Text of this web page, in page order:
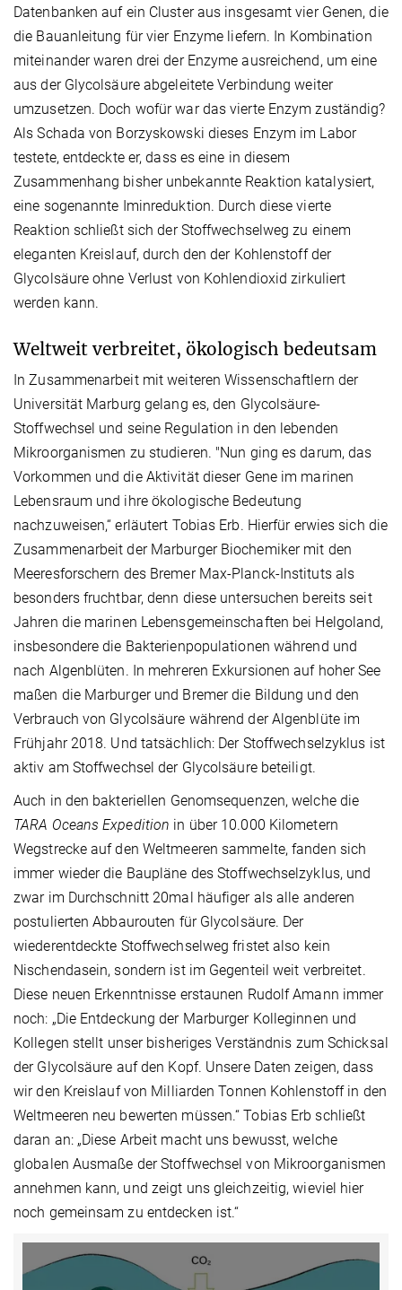
Datenbanken auf ein Cluster aus insgesamt vier Genen, die
die Bauanleitung für vier Enzyme liefern. In Kombination
miteinander waren drei der Enzyme ausreichend, um eine
aus der Glycolsäure abgeleitete Verbindung weiter
umzusetzen. Doch wofür war das vierte Enzym zuständig?
Als Schada von Borzyskowski dieses Enzym im Labor
testete, entdeckte er, dass es eine in diesem
Zusammenhang bisher unbekannte Reaktion katalysiert,
eine sogenannte Iminreduktion. Durch diese vierte
Reaktion schließt sich der Stoffwechselweg zu einem
eleganten Kreislauf, durch den der Kohlenstoff der
Glycolsäure ohne Verlust von Kohlendioxid zirkuliert
werden kann.
Weltweit verbreitet, ökologisch bedeutsam
In Zusammenarbeit mit weiteren Wissenschaftlern der
Universität Marburg gelang es, den Glycolsäure-
Stoffwechsel und seine Regulation in den lebenden
Mikroorganismen zu studieren. "Nun ging es darum, das
Vorkommen und die Aktivität dieser Gene im marinen
Lebensraum und ihre ökologische Bedeutung
nachzuweisen,“ erläutert Tobias Erb. Hierfür erwies sich die
Zusammenarbeit der Marburger Biochemiker mit den
Meeresforschern des Bremer Max-Planck-Instituts als
besonders fruchtbar, denn diese untersuchen bereits seit
Jahren die marinen Lebensgemeinschaften bei Helgoland,
insbesondere die Bakterienpopulationen während und
nach Algenblüten. In mehreren Exkursionen auf hoher See
maßen die Marburger und Bremer die Bildung und den
Verbrauch von Glycolsäure während der Algenblüte im
Frühjahr 2018. Und tatsächlich: Der Stoffwechselzyklus ist
aktiv am Stoffwechsel der Glycolsäure beteiligt.
Auch in den bakteriellen Genomsequenzen, welche die
TARA Oceans Expedition in über 10.000 Kilometern
Wegstrecke auf den Weltmeeren sammelte, fanden sich
immer wieder die Baupläne des Stoffwechselzyklus, und
zwar im Durchschnitt 20mal häufiger als alle anderen
postulierten Abbaurouten für Glycolsäure. Der
wiederentdeckte Stoffwechselweg fristet also kein
Nischendasein, sondern ist im Gegenteil weit verbreitet.
Diese neuen Erkenntnisse erstaunen Rudolf Amann immer
noch: „Die Entdeckung der Marburger Kolleginnen und
Kollegen stellt unser bisheriges Verständnis zum Schicksal
der Glycolsäure auf den Kopf. Unsere Daten zeigen, dass
wir den Kreislauf von Milliarden Tonnen Kohlenstoff in den
Weltmeeren neu bewerten müssen.“ Tobias Erb schließt
daran an: „Diese Arbeit macht uns bewusst, welche
globalen Ausmaße der Stoffwechsel von Mikroorganismen
annehmen kann, und zeigt uns gleichzeitig, wieviel hier
noch gemeinsam zu entdecken ist.“